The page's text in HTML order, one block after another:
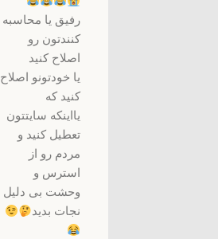
رفیق یا محاسبه
کنندتون رو
اصلاح کنید
یا خودتونو اصلاح
کنید که
یااینکه سایتتون
تعطیل کنید و
مردم رو از
استرس و
وحشت بی دلیل
نجات بدید